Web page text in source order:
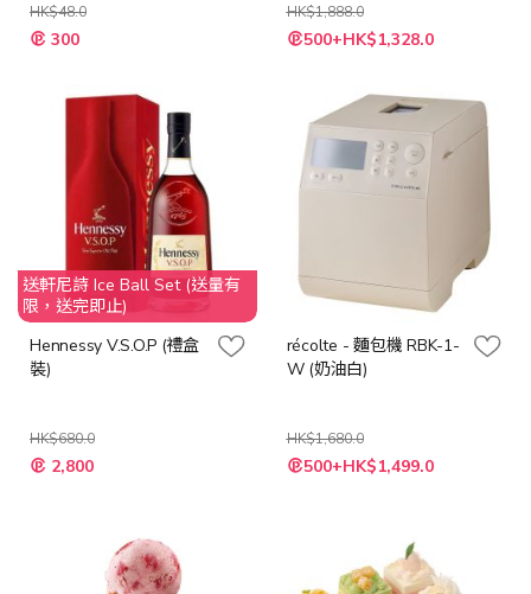
HK$48.0
特
殊 300
HK$1,888.0
特
殊 500+HK$1,328.0
送軒尼詩 Ice Ball Set (送量有
限，送完即止)
Hennessy V.S.O.P (禮盒
裝)
HK$680.0
特
殊 2,800
récolte - 麵包機 RBK-1-
W (奶油白)
HK$1,680.0
特
殊 500+HK$1,499.0